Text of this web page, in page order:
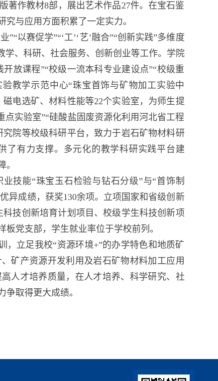
著作教材8部，展出艺术作品27件。在宝石鉴
与应用方面积累了一定实力。
以赛促学”“‘工’‘艺’融合”“创新实践”多维度
学、科研、社会服务、创新创业等工作。学院
放课程”“校级一流本科专业建设点”“校级重
教学示范中心“珠宝首饰与矿物加工实验中
电选矿、材料性能等22个实验室，为师生提
实验室”“硅酸盐固废资源化利用河北省工程
院等校级科研平台，致力于岩石矿物材料研
了有力支撑。多元化的教学科研实践平台建
技能“珠宝玉石检验与钻石分级”与“首饰制
异成绩，获奖130余项。立项国家和省级创新
技创新培育计划项目、校级学生科技创新项
党支部，学生就业率位于学校前列。
，立足我校“资源环境+”的办学特色和地质矿
矿产资源开发利用及岩石矿物材料加工应用
人才培养质量，在人才培养、科学研究、社
取得更大成绩。